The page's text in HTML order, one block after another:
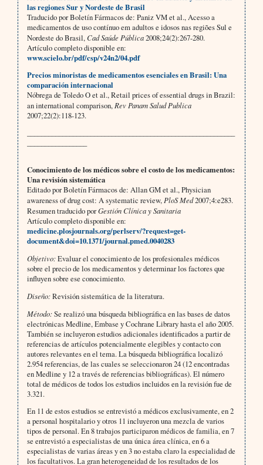
las regiones Sur y Nordeste de Brasil
Traducido por Boletín Fármacos de: Paniz VM et al., Acesso a
medicamentos de uso contínuo em adultos e idosos nas regiões Sul e
Nordeste do Brasil,Cad Saúde Pública2008;24(2):267-280.
Artículo completo disponible en:
www.scielo.br/pdf/csp/v24n2/04.pdf
Precios minoristas de medicamentos esenciales en Brasil: Una
comparación internacional
Nóbrega de Toledo O et al., Retail prices of essential drugs in Brazil:
an international comparison, Rev Panam Salud Publica
2007;22(2):118-123.
Conocimiento de los médicos sobre el costo de los medicamentos:
Una revisión sistemática
Editado por Boletín Fármacos de: Allan GM et al., Physician
awareness of drug cost: A systematic review, PloS Med2007;4:e283.
Resumen traducido porGestión Clínica y Sanitaria
Artículo completo disponible en:
medicine.plosjournals.org/perlserv/?request=get-
document&doi=10.1371/journal.pmed.0040283
Objetivo:Evaluar el conocimiento de los profesionales médicos
sobre el precio de los medicamentos y determinar los factores que
influyen sobre ese conocimiento.
Diseño:Revisión sistemática de la literatura.
Método:Se realizó una búsqueda bibliográfica en las bases de datos
electrónicas Medline, Embase y Cochrane Library hasta el año 2005.
También se incluyeron estudios adicionales identificados a partir de
referencias de artículos potencialmente elegibles y contacto con
autores relevantes en el tema. La búsqueda bibliográfica localizó
2.954 referencias, de las cuales se seleccionaron 24 (12 encontradas
en Medline y 12 a través de referencias bibliográficas). El número
total de médicos de todos los estudios incluidos en la revisión fue de
3.321.
En 11 de estos estudios se entrevistó a médicos exclusivamente, en 2
a personal hospitalario y otros 11 incluyeron una mezcla de varios
tipos de personal. En 8 trabajos participaron médicos de familia, en 7
se entrevistó a especialistas de una única área clínica, en 6 a
especialistas de varias áreas y en 3 no estaba claro la especialidad de
los facultativos. La gran heterogeneidad de los resultados de los